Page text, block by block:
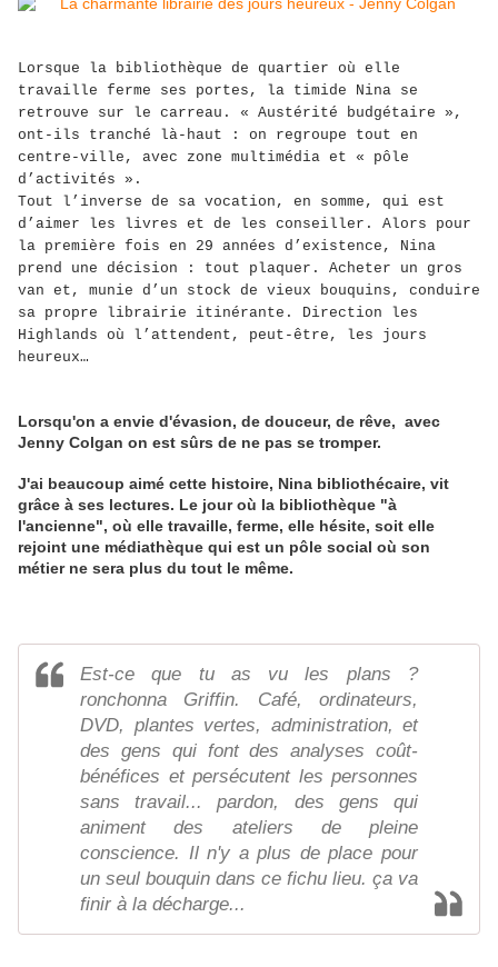
Lorsque la bibliothèque de quartier où elle
travaille ferme ses portes, la timide Nina se
retrouve sur le carreau. « Austérité budgétaire »,
ont-ils tranché là-haut : on regroupe tout en
centre-ville, avec zone multimédia et « pôle
d’activités ».
Tout l’inverse de sa vocation, en somme, qui est
d’aimer les livres et de les conseiller. Alors pour
la première fois en 29 années d’existence, Nina
prend une décision : tout plaquer. Acheter un gros
van et, munie d’un stock de vieux bouquins, conduire
sa propre librairie itinérante. Direction les
Highlands où l’attendent, peut-être, les jours
heureux…
Lorsqu'on a envie d'évasion, de douceur, de rêve, avec
Jenny Colgan on est sûrs de ne pas se tromper.
J'ai beaucoup aimé cette histoire, Nina bibliothécaire, vit
grâce à ses lectures. Le jour où la bibliothèque "à
l'ancienne", où elle travaille, ferme, elle hésite, soit elle
rejoint une médiathèque qui est un pôle social où son
métier ne sera plus du tout le même.
Est-ce que tu as vu les plans ?
ronchonna Griffin. Café, ordinateurs,
DVD, plantes vertes, administration, et
des gens qui font des analyses coût-
bénéfices et persécutent les personnes
sans travail... pardon, des gens qui
animent des ateliers de pleine
conscience. Il n'y a plus de place pour
un seul bouquin dans ce fichu lieu. ça va
finir à la décharge...